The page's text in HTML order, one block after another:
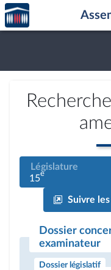
Aller au contenu
Aller en bas de la page
Accèder
à la
page
Législature
15e
Suivre
Dossier
examinateur
Dossier législatif